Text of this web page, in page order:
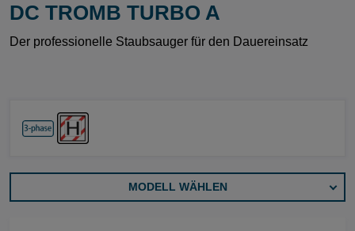
DC TROMB TURBO A
Der professionelle Staubsauger für den Dauereinsatz
MODELL WÄHLEN